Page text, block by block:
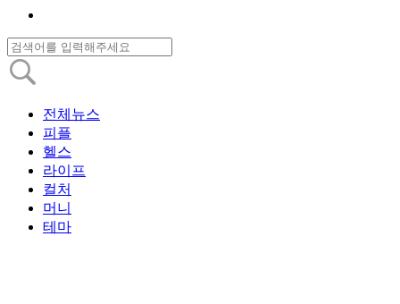
전체뉴스
피플
헬스
라이프
컬처
머니
테마